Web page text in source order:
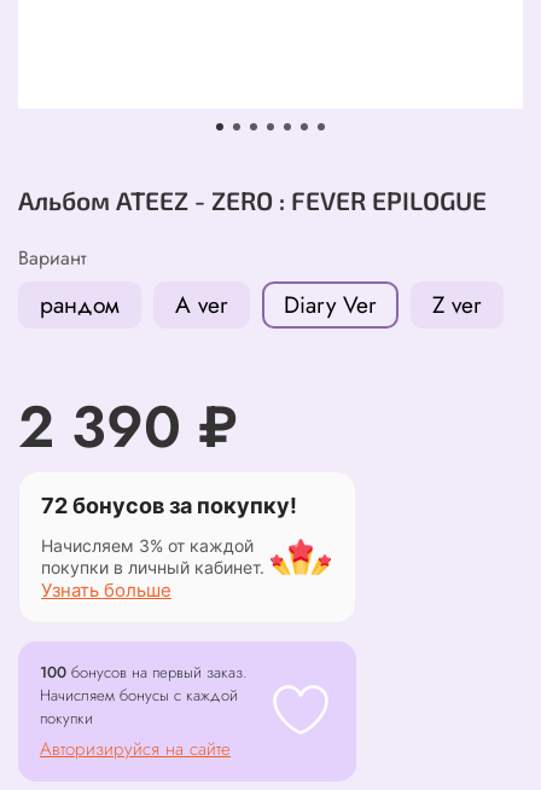
Альбом ATEEZ - ZERO : FEVER EPILOGUE
Вариант
рандом A ver Diary Ver Z ver
2 390 ₽
72 бонусов за покупку!
Начисляем 3% от каждой
покупки в личный кабинет.
Узнать больше
100 бонусов на первый заказ.
Начисляем бонусы с каждой
покупки
Авторизируйся на сайте